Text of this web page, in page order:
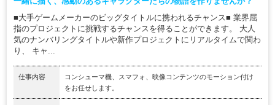
■大手ゲームメーカーのビッグタイトルに携われるチャンス■ 業界屈
指のプロジェクトに挑戦するチャンスを得ることができます。 大人
気のナンバリングタイトルや新作プロジェクトにリアルタイムで関わ
り、 キャ...
仕事内容
コンシューマ機、スマフォ、映像コンテンツのモーション付け
をお任せします。